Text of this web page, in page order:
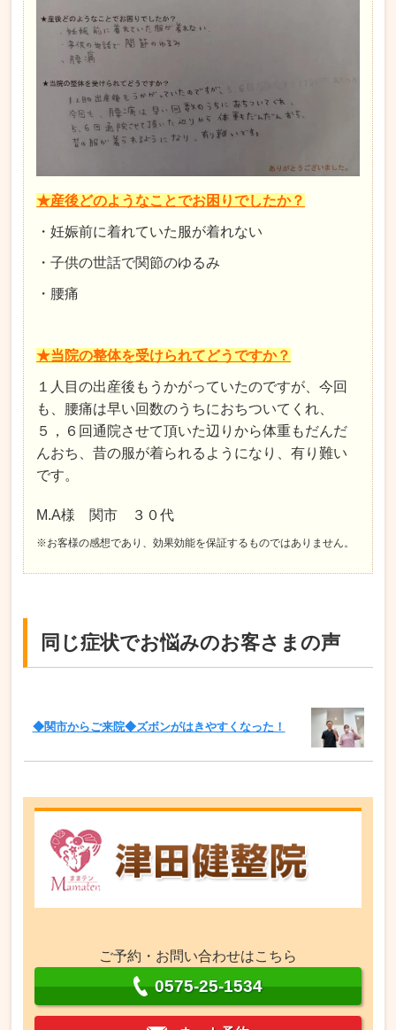
★産後どのようなことでお困りでしたか？
・妊娠前に着れていた服が着れない
・子供の世話で関節のゆるみ
・腰痛
★当院の整体を受けられてどうですか？
１人目の出産後もうかがっていたのですが、今回
も、腰痛は早い回数のうちにおちついてくれ、
５，６回通院させて頂いた辺りから体重もだんだ
んおち、昔の服が着られるようになり、有り難い
です。
M.A様 関市 ３０代
※お客様の感想であり、効果効能を保証するものではありません。
同じ症状でお悩みのお客さまの声
◆関市からご来院◆ズボンがはきやすくなった！
ご予約・お問い合わせはこちら
0575-25-1534